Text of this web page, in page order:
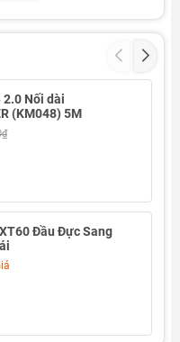
2.0 Nối dài
(KM048) 5M
Đầu Đực Sang